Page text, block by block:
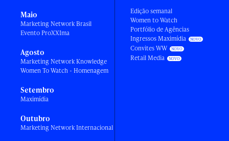
Maio
Marketing Network Brasil
Evento ProXXIma
Agosto
Marketing Network Knowledge
Women To Watch - Homenagem
Setembro
Maximídia
Outubro
Marketing Network Internacional
Edição semanal
Women to Watch
Portfólio de Agências
Ingressos Maximídia
Convites WW
Retail Media